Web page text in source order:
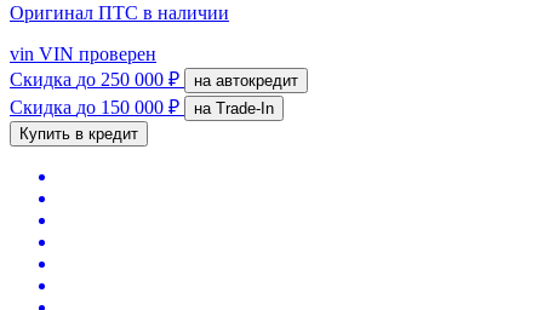
Оригинал ПТС в наличии
vin VIN проверен
Скидка до 250 000 ₽ на автокредит
Скидка до 150 000 ₽
на Trade-In
Купить в кредит